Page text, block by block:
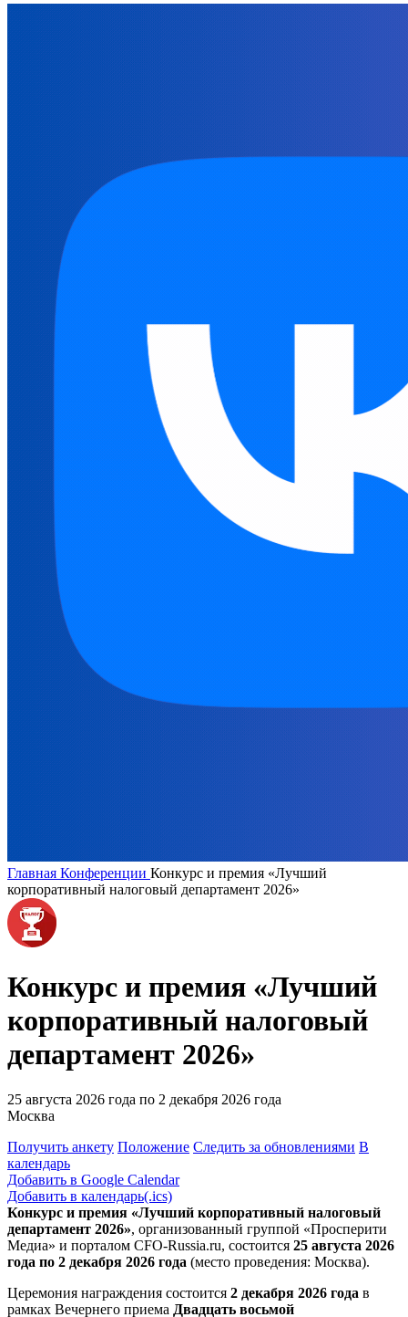
Главная Конференции Конкурс и премия «Лучший
корпоративный налоговый департамент 2026»
Конкурс и премия «Лучший
корпоративный налоговый
департамент 2026»
25 августа 2026 года по 2 декабря 2026 года
Москва
Получить анкету Положение Следить за обновлениями В
календарь
Добавить в Google Calendar
Добавить в календарь(.ics)
Конкурс и премия «Лучший корпоративный налоговый
департамент 2026», организованный группой «Просперити
Медиа» и порталом CFO-Russia.ru, состоится 25 августа 2026
года по 2 декабря 2026 года (место проведения: Москва).
Церемония награждения состоится 2 декабря 2026 года в
рамках Вечернего приема Двадцать восьмой